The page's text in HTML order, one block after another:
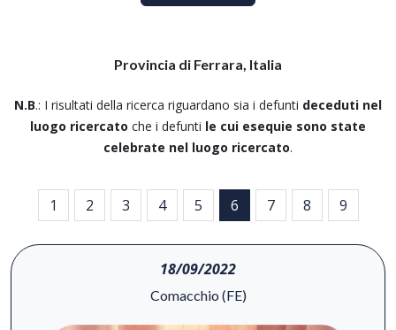
Provincia di Ferrara, Italia
N.B.: I risultati della ricerca riguardano sia i defunti deceduti nel
luogo ricercato che i defunti le cui esequie sono state
celebrate nel luogo ricercato.
1 2 3 4 5 6 7 8 9
18/09/2022
Comacchio (FE)